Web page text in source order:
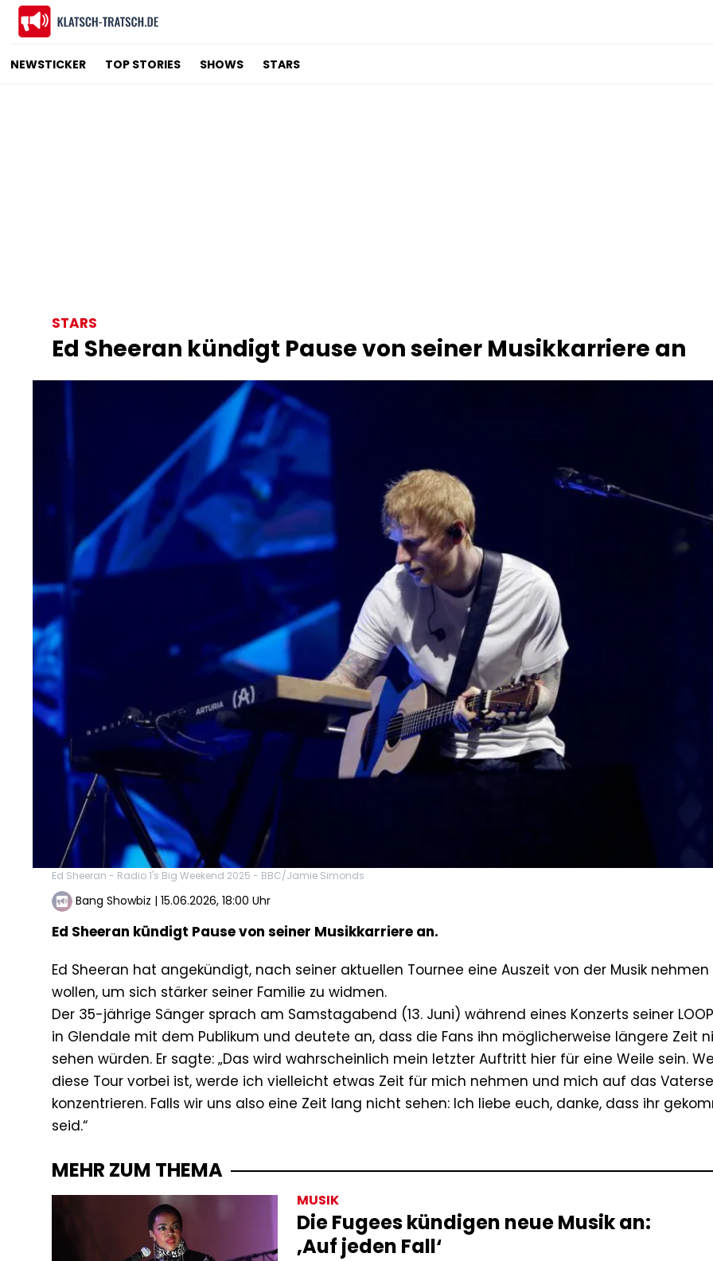
NEWSTICKER TOP STORIES SHOWS STARS
STARS
Ed Sheeran kündigt Pause von seiner Musikkarriere an
Ed Sheeran - Radio 1's Big Weekend 2025 - BBC/Jamie Simonds
Bang Showbiz | 15.06.2026, 18:00 Uhr
Ed Sheeran kündigt Pause von seiner Musikkarriere an.
Ed Sheeran hat angekündigt, nach seiner aktuellen Tournee eine Auszeit von der Musik nehmen
wollen, um sich stärker seiner Familie zu widmen.
Der 35-jährige Sänger sprach am Samstagabend (13. Juni) während eines Konzerts seiner
in Glendale mit dem Publikum und deutete an, dass die Fans ihn möglicherweise längere Zeit
sehen würden. Er sagte: „Das wird wahrscheinlich mein letzter Auftritt hier für eine Weile sein.
diese Tour vorbei ist, werde ich vielleicht etwas Zeit für mich nehmen und mich auf das
konzentrieren. Falls wir uns also eine Zeit lang nicht sehen: Ich liebe euch, danke, dass ihr
seid.“
MEHR ZUM THEMA
MUSIK
Die Fugees kündigen neue Musik an:
‚Auf jeden Fall‘